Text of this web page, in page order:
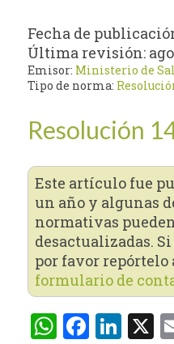
Fecha de
Última revisión:
Emisor: Ministerio de
Tipo de norma:
Resolución
Este artículo fue
un año y algunas
normativas
desactualizadas.
por favor repórtelo
formulario de
X